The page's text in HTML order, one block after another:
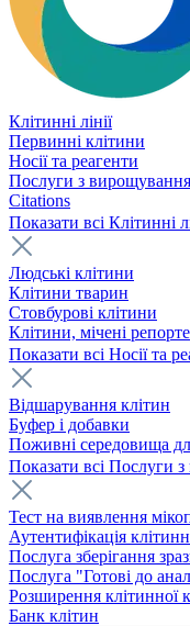
Клітинні лінії
Первинні клітини
Носії та реагенти
Послуги з
Citations
Показати всі Клітинні
Людські клітини
Клітини тварин
Стовбурові клітини
Клітини, мічені
Показати всі Носії та
Відшарування клітин
Буфер і добавки
Поживні середовища
Показати всі Послуги
Тест на виявлення
Аутентифікація
Послуга зберігання
Послуга "Готові до
Розширення клітинної
Банк клітин